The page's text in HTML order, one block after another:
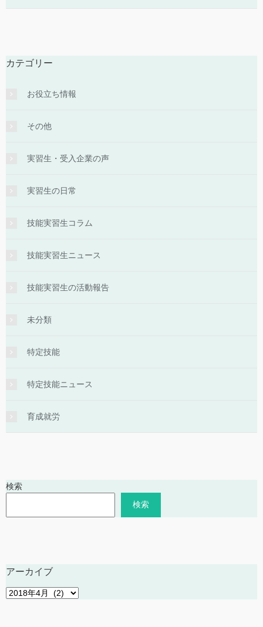
カテゴリー
お役立ち情報
その他
実習生・受入企業の声
実習生の日常
技能実習生コラム
技能実習生ニュース
技能実習生の活動報告
未分類
特定技能
特定技能ニュース
育成就労
検索
検索
アーカイブ
ア